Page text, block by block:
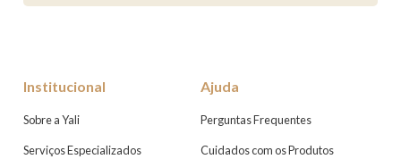
Institucional
Sobre a Yali
Serviços Especializados
Ajuda
Perguntas Frequentes
Cuidados com os Produtos